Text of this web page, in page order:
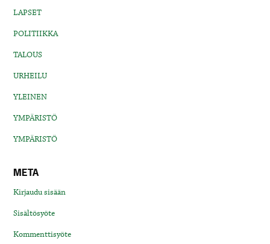
LAPSET
POLITIIKKA
TALOUS
URHEILU
YLEINEN
YMPÄRISTÖ
YMPÄRISTÖ
META
Kirjaudu sisään
Sisältösyöte
Kommenttisyöte